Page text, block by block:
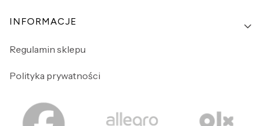
INFORMACJE
Regulamin sklepu
Polityka prywatności